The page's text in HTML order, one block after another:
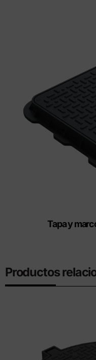
Tapa y
Productos